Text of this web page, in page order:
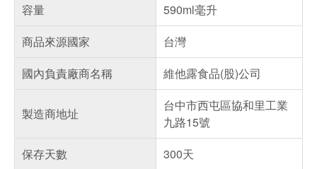
容量
590ml毫升
商品來源國家
台灣
國內負責廠商名稱
維他露食品(股)公司
製造商地址
台中市西屯區協和里工業
九路15號
保存天數
300天